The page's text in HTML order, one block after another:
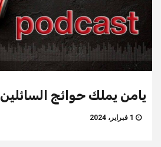
يامن يملك حوائج السائلين